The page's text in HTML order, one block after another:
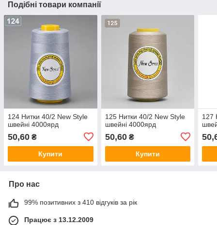
Подібні товари компанії
124 Нитки 40/2 New Style
швейні 4000ярд
50,60 ₴
Купити
125 Нитки 40/2 New Style
швейні 4000ярд
50,60₴
Купити
127
Про нас
99% позитивних з 410 відгуків за рік
Працює з 13.12.2009